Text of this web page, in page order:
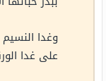
وغدا
على غدا